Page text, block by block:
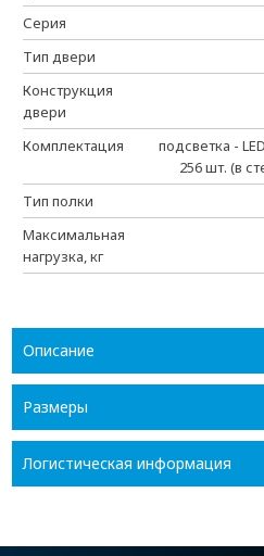
Серия
Тип двери
Конструкция
двери
Комплектация
подсветка -
256 шт. (в
Тип полки
Максимальная
нагрузка, кг
Описание
Размеры
Логистическая информация